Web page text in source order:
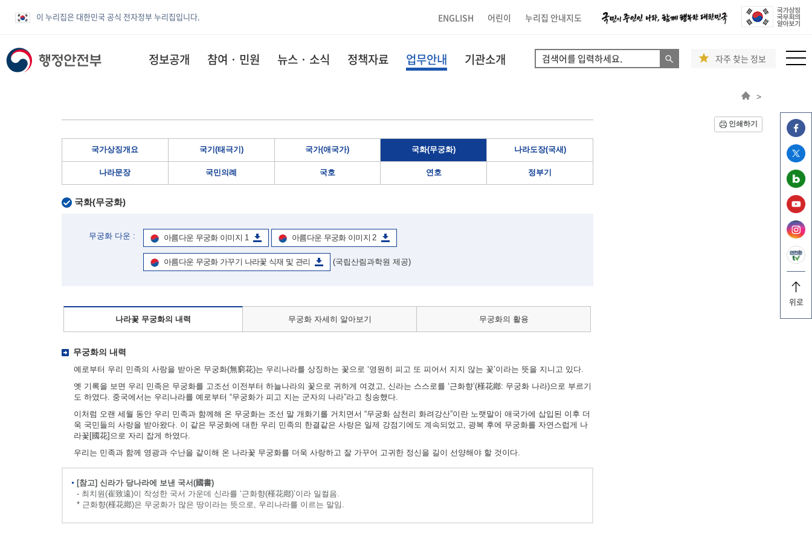
이 누리집은 대한민국 공식 전자정부 누리집입니다. ENGLISH 어린이 누리집 안내지도
위로
정보공개 참여 · 민원 뉴스 · 소식 정책자료 업무안내 기관소개 자주 찾는 정보
>
인쇄하기
국가상징개요 국기(태극기) 국가(애국가) 국화(무궁화) 나라도장(국새)
나라문장 국민의례 국호 연호 정부기
국화(무궁화)
무궁화 다운 : 아름다운 무궁화 이미지 1 아름다운 무궁화 이미지 2
아름다운 무궁화 가꾸기 나라꽃 식재 및 관리 (국립산림과학원 제공)
나라꽃 무궁화의 내력 무궁화 자세히 알아보기 무궁화의 활용
무궁화의 내력
예로부터 우리 민족의 사랑을 받아온 무궁화(無窮花)는 우리나라를 상징하는 꽃으로 ‘영원히 피고 또 피어서 지지 않는 꽃’이라는 뜻을 지니고 있다.
옛 기록을 보면 우리 민족은 무궁화를 고조선 이전부터 하늘나라의 꽃으로 귀하게 여겼고, 신라는 스스로를 ‘근화향’(槿花鄕: 무궁화 나라)으로 부르기
도 하였다. 중국에서는 우리나라를 예로부터 “무궁화가 피고 지는 군자의 나라”라고 칭송했다.
이처럼 오랜 세월 동안 우리 민족과 함께해 온 무궁화는 조선 말 개화기를 거치면서 “무궁화 삼천리 화려강산”이란 노랫말이 애국가에 삽입된 이후 더
욱 국민들의 사랑을 받아왔다. 이 같은 무궁화에 대한 우리 민족의 한결같은 사랑은 일제 강점기에도 계속되었고, 광복 후에 무궁화를 자연스럽게 나
라꽃[國花]으로 자리 잡게 하였다.
우리는 민족과 함께 영광과 수난을 같이해 온 나라꽃 무궁화를 더욱 사랑하고 잘 가꾸어 고귀한 정신을 길이 선양해야 할 것이다.
[참고] 신라가 당나라에 보낸 국서(國書)
- 최치원(崔致遠)이 작성한 국서 가운데 신라를 ‘근화향(槿花鄕)’이라 일컬음.
* 근화향(槿花鄕)은 무궁화가 많은 땅이라는 뜻으로, 우리나라를 이르는 말임.